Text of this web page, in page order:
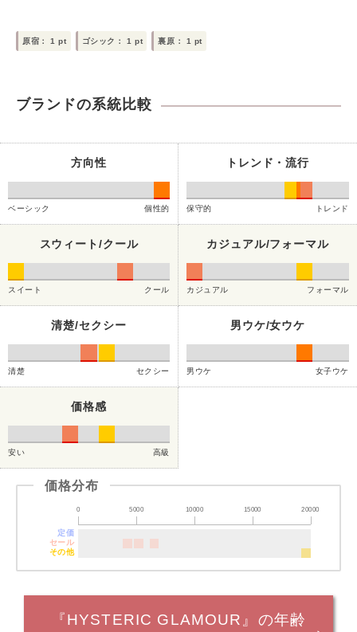
原宿：1pt ゴシック：1pt 裏原： 1 pt
ブランドの系統比較
方向性
ベーシック 個性的
トレンド・流行
保守的 トレンド
スウィート/クール
スイート クール
カジュアル/フォーマル
カジュアル フォーマル
清楚/セクシー
清楚 セクシー
男ウケ/女ウケ
男ウケ 女子ウケ
価格感
安い 高級
価格分布
0 5000 10000 15000 20000
定価
セール
その他
『HYSTERIC GLAMOUR』の年齢